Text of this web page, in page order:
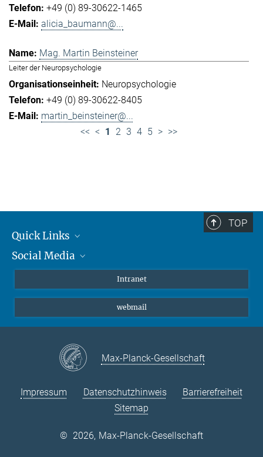
+49 (0) 89-30622-1465
alicia_baumann@...
Mag. Martin Beinsteiner
Leiter der Neuropsychologie
Neuropsychologie
+49 (0) 89-30622-8405
martin_beinsteiner@...
<< < 1 2 3 4 5 > >>
TOP
Quick Links
Student*innen/Wissenschaftler*innen
Social Media
Bluesky
YouTube
Intranet
webmail
Max-Planck-Gesellschaft
Impressum Datenschutzhinweis
Barrierefreiheit
Sitemap
© 2026, Max-Planck-Gesellschaft